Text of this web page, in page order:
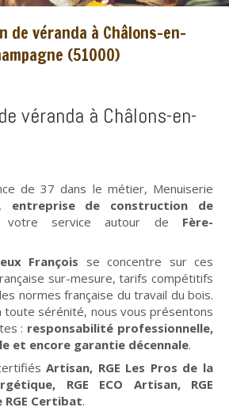
de véranda à Châlons-en-
(51000)
véranda à Châlons-en-
de 37 dans le métier, Menuiserie
entreprise de construction de
service autour de Fère-
François se concentre sur ces
sur-mesure, tarifs compétitifs
normes française du travail du bois.
toute sérénité, nous vous présentons
: responsabilité professionnelle,
et encore garantie décennale.
Artisan, RGE Les Pros de la
RGE ECO Artisan, RGE
Certibat.